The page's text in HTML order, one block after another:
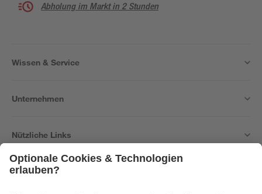
Abholung im Markt in 2 Stunden
Wissen & Service
Unternehmen
Nützliche Links